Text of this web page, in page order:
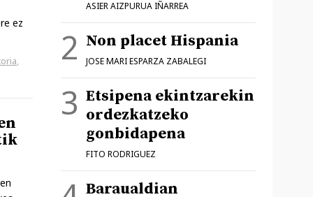
ez
,
ASIER AIZPURUA IÑARREA
Non placet Hispania
JOSE MARI ESPARZA ZABALEGI
Etsipena ekintzarekin
ordezkatzeko
gonbidapena
FITO RODRIGUEZ
Baraualdian